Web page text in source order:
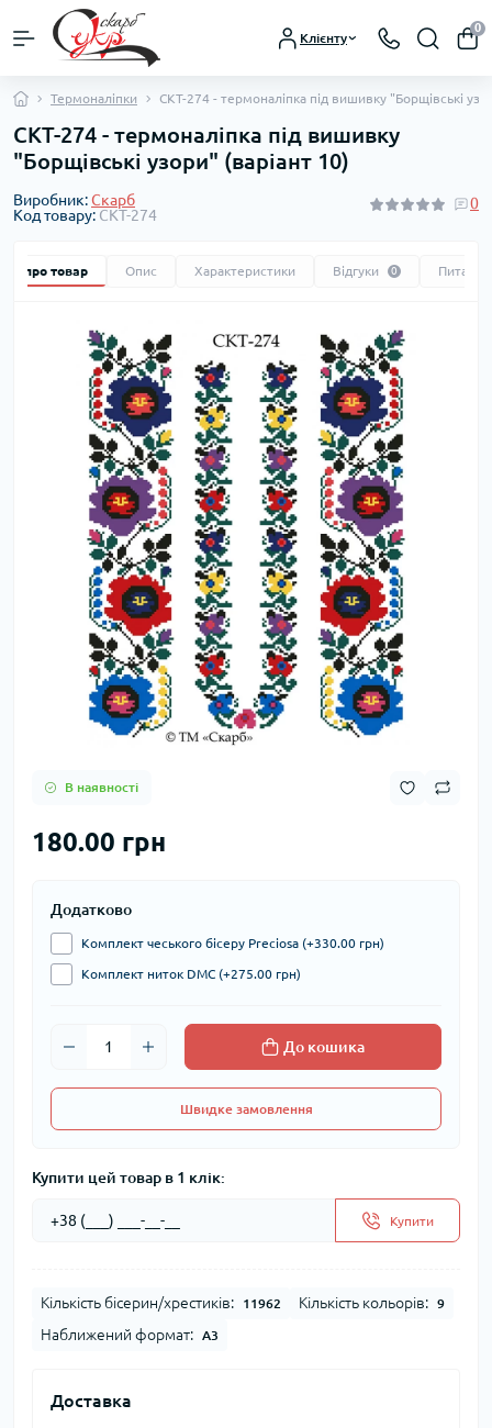
Клієнту
0
Термоналіпки СКТ-274 - термоналіпка під вишивку "Борщівські
СКТ-274 - термоналіпка під вишивку
"Борщівські узори" (варіант 10)
Виробник:Скарб
Код товару: СКТ-274
0
про товар Опис Характеристики Відгуки 0 Питання
В наявності
180.00 грн
Додатково
Комплект чеського бісеру Preciosa (+330.00 грн)
Комплект ниток DMC (+275.00 грн)
До кошика
Швидке замовлення
Купити цей товар в 1 клік:
Купити
Кількість бісерин/хрестиків: 11962 Кількість кольорів: 9
Наближений формат: А3
Доставка